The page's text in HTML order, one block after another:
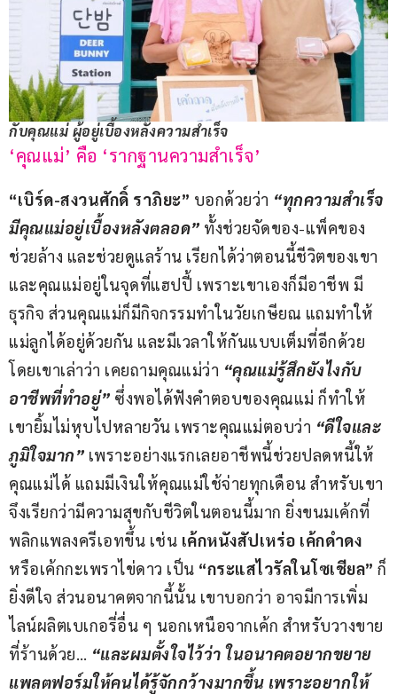
กับคุณแม่ ผู้อยู่เบื้องหลังความสำเร็จ
‘คุณแม่’ คือ ‘รากฐานความสำเร็จ’
“เบิร์ด-สงวนศักดิ์ ราภิยะ” บอกด้วยว่า “ทุกความสำเร็จ
มีคุณแม่อยู่เบื้องหลังตลอด” ทั้งช่วยจัดของ-แพ็คของ
ช่วยล้าง และช่วยดูแลร้าน เรียกได้ว่าตอนนี้ชีวิตของเขา
และคุณแม่อยู่ในจุดที่แฮปปี้ เพราะเขาเองก็มีอาชีพ มี
ธุรกิจ ส่วนคุณแม่ก็มีกิจกรรมทำในวัยเกษียณ แถมทำให้
แม่ลูกได้อยู่ด้วยกัน และมีเวลาให้กันแบบเต็มที่อีกด้วย
โดยเขาเล่าว่า เคยถามคุณแม่ว่า “คุณแม่รู้สึกยังไงกับ
อาชีพที่ทำอยู่” ซึ่งพอได้ฟังคำตอบของคุณแม่ ก็ทำให้
เขายิ้มไม่หุบไปหลายวัน เพราะคุณแม่ตอบว่า “ดีใจและ
ภูมิใจมาก” เพราะอย่างแรกเลยอาชีพนี้ช่วยปลดหนี้ให้
คุณแม่ได้ แถมมีเงินให้คุณแม่ใช้จ่ายทุกเดือน สำหรับเขา
จึงเรียกว่ามีความสุขกับชีวิตในตอนนี้มาก ยิ่งขนมเค้กที่
พลิกแพลงครีเอทขึ้น เช่น เค้กหนังสัปเหร่อ เค้กดำดง
หรือเค้กกะเพราไข่ดาว เป็น “กระแสไวรัลในโซเชียล” ก็
ยิ่งดีใจ ส่วนอนาคตจากนี้นั้น เขาบอกว่า อาจมีการเพิ่ม
ไลน์ผลิตเบเกอรี่อื่น ๆ นอกเหนือจากเค้ก สำหรับวางขาย
ที่ร้านด้วย… “และผมตั้งใจไว้ว่า ในอนาคตอยากขยาย
แพลตฟอร์มให้คนได้รู้จักกว้างมากขึ้น เพราะอยากให้